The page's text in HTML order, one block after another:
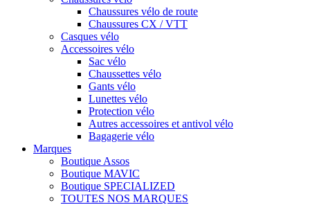
Chaussures vélo de route
Chaussures CX / VTT
Casques vélo
Accessoires vélo
Sac vélo
Chaussettes vélo
Gants vélo
Lunettes vélo
Protection vélo
Autres accessoires et antivol vélo
Bagagerie vélo
Marques
Boutique Assos
Boutique MAVIC
Boutique SPECIALIZED
TOUTES NOS MARQUES